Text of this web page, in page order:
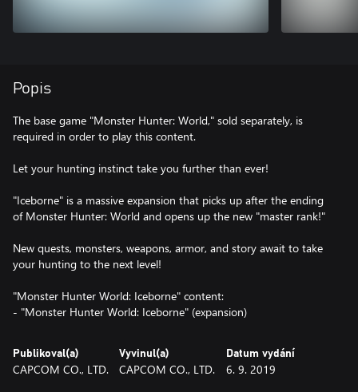
Popis
The base game "Monster Hunter: World," sold separately, is
required in order to play this content.
Let your hunting instinct take you further than ever!
"Iceborne" is a massive expansion that picks up after the ending
of Monster Hunter: World and opens up the new "master rank!"
New quests, monsters, weapons, armor, and story await to take
your hunting to the next level!
"Monster Hunter World: Iceborne" content:
- "Monster Hunter World: Iceborne" (expansion)
Publikoval(a)
CAPCOM CO., LTD.
Vyvinul(a)
CAPCOM CO., LTD.
Datum vydání
6. 9. 2019